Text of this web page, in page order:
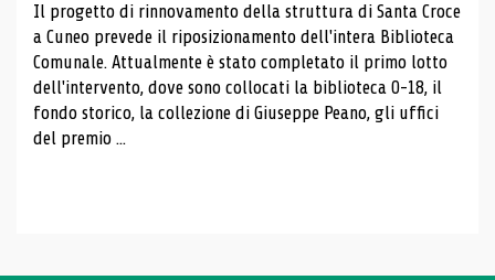
Il progetto di rinnovamento della struttura di Santa Croce
a Cuneo prevede il riposizionamento dell'intera Biblioteca
Comunale. Attualmente è stato completato il primo lotto
dell'intervento, dove sono collocati la biblioteca 0-18, il
fondo storico, la collezione di Giuseppe Peano, gli uffici
del premio ...